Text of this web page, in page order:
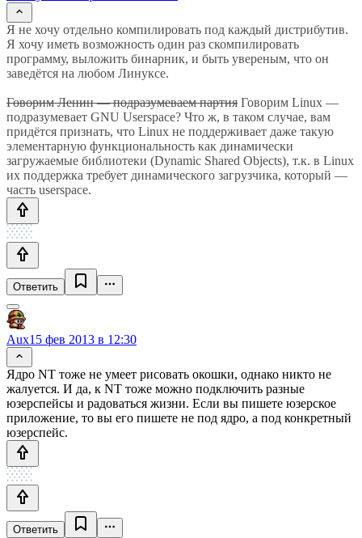
Я не хочу отдельно компилировать под каждый дистрибутив.
Я хочу иметь возможность один раз скомпилировать
программу, выложить бинарник, и быть увереным, что он
заведётся на любом Линуксе.
Говорим Ленин — подразумеваем партия Говорим Linux —
подразумевает GNU Userspace? Что ж, в таком случае, вам
придётся признать, что Linux не поддерживает даже такую
элементарную функциональность как динамически
загружаемые библиотеки (Dynamic Shared Objects), т.к. в Linux
их поддержка требует динамического загрузчика, который —
часть userspace.
Ответить
Aux15 фев 2013 в 12:30
Ядро NT тоже не умеет рисовать окошки, однако никто не
жалуется. И да, к NT тоже можно подключить разные
юзерспейсы и радоваться жизни. Если вы пишете юзерское
приложение, то вы его пишете не под ядро, а под конкретный
юзерспейс.
Ответить